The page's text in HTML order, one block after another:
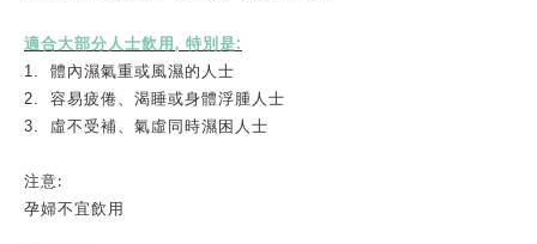
適合大部分人士飲用 , 特別是:
1.
體內濕氣重或風濕的人士
2.
容易疲倦、渴睡或身體浮腫人士
3.
虛不受補、氣虛同時濕困人士
注意:
孕婦不宜飲用